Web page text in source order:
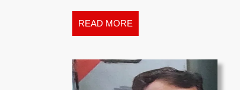
READ MORE
MORE